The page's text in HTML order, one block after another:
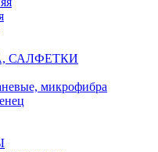
САЛФЕТКИ
микрофибра